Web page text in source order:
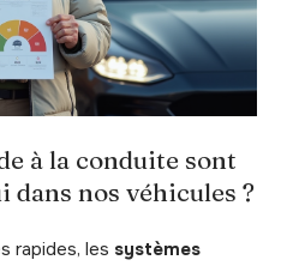
à la conduite sont
dans nos véhicules ?
rapides, les systèmes